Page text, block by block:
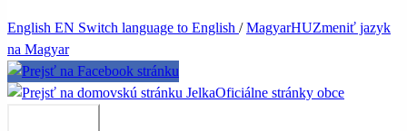
English EN Switch language to English /MagyarHUZmeniť jazyk
na Magyar
JelkaOficiálne stránky obce